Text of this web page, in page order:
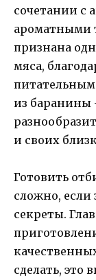
сочетании с
ароматными
признана
мяса,
из баранины
и своих
Готовить
сложно,
секреты.
сделать, это